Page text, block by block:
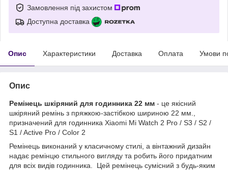
Замовлення під захистом
Доступна доставка
Опис Характеристики Доставка Оплата Умови
Опис
Ремінець шкіряний для годинника 22 мм - це якісний
шкіряний ремінь з пряжкою-застібкою шириною 22 мм.,
призначений для годинника Xiaomi Mi Watch 2 Pro / S3 / S2 /
S1 / Active Pro / Color 2
Ремінець виконаний у класичному стилі, а вінтажний дизайн
надає ремінцю стильного вигляду та робить його придатним
для всіх видів годинника. Цей ремінець сумісний з будь-яким